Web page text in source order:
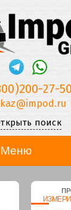
27-50
поиск
Меню